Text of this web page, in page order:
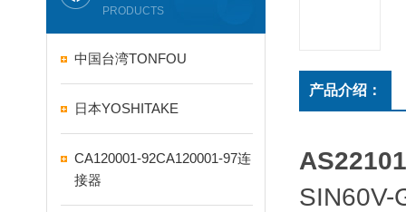
PRODUCTS
中国台湾TONFOU
日本YOSHITAKE
CA120001-92CA120001-97连
接器
产品介绍：
SIN60V-